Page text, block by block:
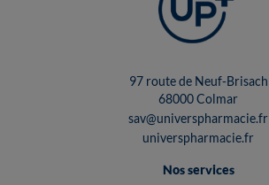
97 route de Neuf-Brisach
68000 Colmar
sav@universpharmacie.fr
universpharmacie.fr
Nos services